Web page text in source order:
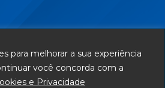
para melhorar a sua experiência
você concorda com a
e Privacidade